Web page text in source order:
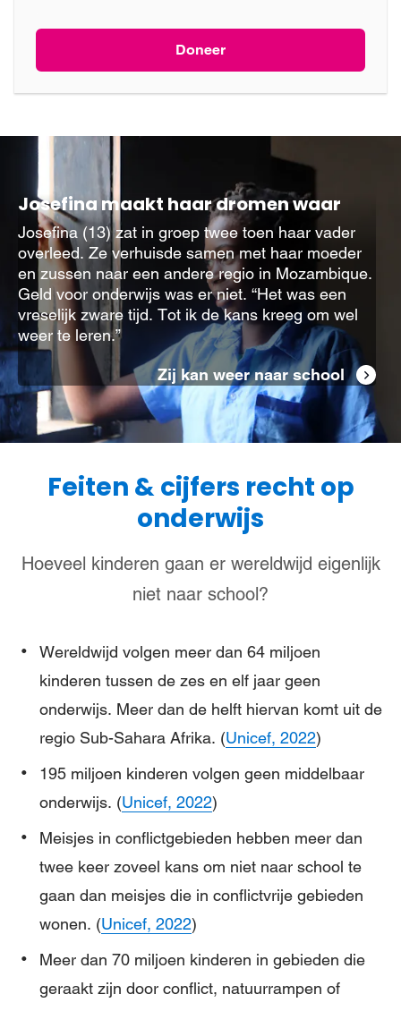
Doneer
Josefina maakt haar dromen waar
Josefina (13) zat in groep twee toen haar vader
overleed. Ze verhuisde samen met haar moeder
en zussen naar een andere regio in Mozambique.
Geld voor onderwijs was er niet. “Het was een
vreselijk zware tijd. Tot ik de kans kreeg om wel
weer te leren.”
Zij kan weer naar school
Feiten & cijfers recht op
onderwijs
Hoeveel kinderen gaan er wereldwijd eigenlijk
niet naar school?
Wereldwijd volgen meer dan 64 miljoen
kinderen tussen de zes en elf jaar geen
onderwijs. Meer dan de helft hiervan komt uit de
regio Sub-Sahara Afrika. (Unicef, 2022)
195 miljoen kinderen volgen geen middelbaar
onderwijs. (Unicef, 2022)
Meisjes in conflictgebieden hebben meer dan
twee keer zoveel kans om niet naar school te
gaan dan meisjes die in conflictvrije gebieden
wonen. (Unicef, 2022)
Meer dan 70 miljoen kinderen in gebieden die
geraakt zijn door conflict, natuurrampen of